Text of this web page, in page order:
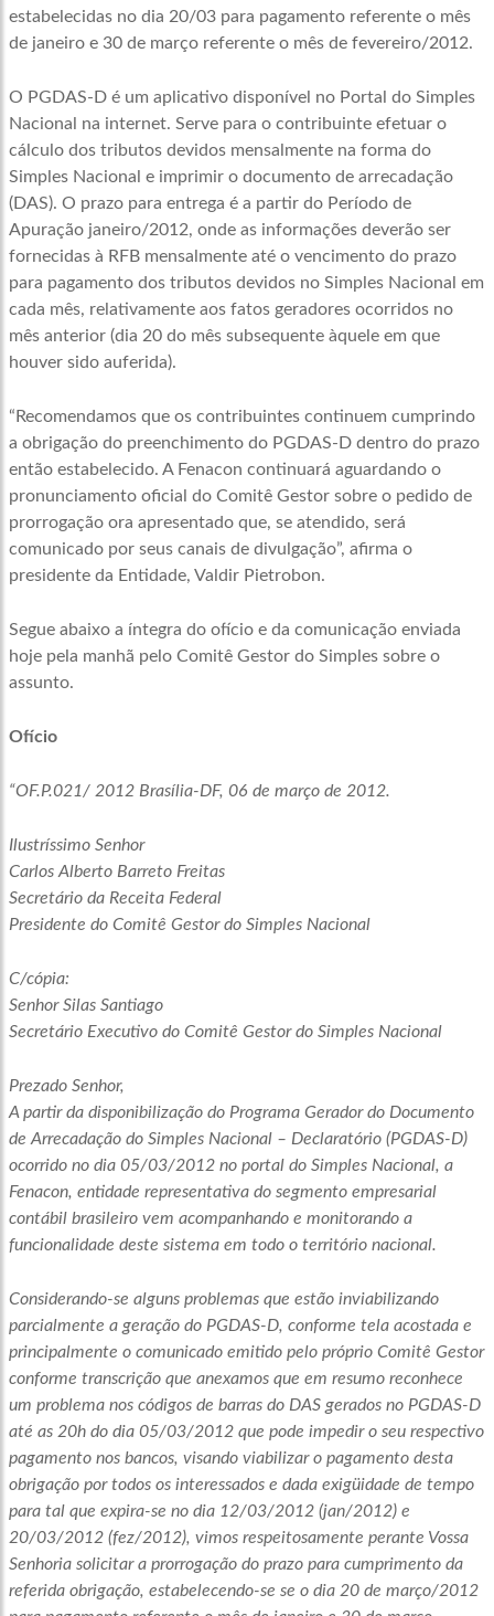
estabelecidas no dia 20/03 para pagamento referente o mês
de janeiro e 30 de março referente o mês de fevereiro/2012.
O PGDAS-D é um aplicativo disponível no Portal do Simples
Nacional na internet. Serve para o contribuinte efetuar o
cálculo dos tributos devidos mensalmente na forma do
Simples Nacional e imprimir o documento de arrecadação
(DAS). O prazo para entrega é a partir do Período de
Apuração janeiro/2012, onde as informações deverão ser
fornecidas à RFB mensalmente até o vencimento do prazo
para pagamento dos tributos devidos no Simples Nacional em
cada mês, relativamente aos fatos geradores ocorridos no
mês anterior (dia 20 do mês subsequente àquele em que
houver sido auferida).
“Recomendamos que os contribuintes continuem cumprindo
a obrigação do preenchimento do PGDAS-D dentro do prazo
então estabelecido. A Fenacon continuará aguardando o
pronunciamento oficial do Comitê Gestor sobre o pedido de
prorrogação ora apresentado que, se atendido, será
comunicado por seus canais de divulgação”, afirma o
presidente da Entidade, Valdir Pietrobon.
Segue abaixo a íntegra do ofício e da comunicação enviada
hoje pela manhã pelo Comitê Gestor do Simples sobre o
assunto.
Ofício
“OF.P.021/ 2012 Brasília-DF, 06 de março de 2012.
Ilustríssimo Senhor
Carlos Alberto Barreto Freitas
Secretário da Receita Federal
Presidente do Comitê Gestor do Simples Nacional
C/cópia:
Senhor Silas Santiago
Secretário Executivo do Comitê Gestor do Simples Nacional
Prezado Senhor,
A partir da disponibilização do Programa Gerador do Documento
de Arrecadação do Simples Nacional – Declaratório (PGDAS-D)
ocorrido no dia 05/03/2012 no portal do Simples Nacional, a
Fenacon, entidade representativa do segmento empresarial
contábil brasileiro vem acompanhando e monitorando a
funcionalidade deste sistema em todo o território nacional.
Considerando-se alguns problemas que estão inviabilizando
parcialmente a geração do PGDAS-D, conforme tela acostada e
principalmente o comunicado emitido pelo próprio Comitê Gestor
conforme transcrição que anexamos que em resumo reconhece
um problema nos códigos de barras do DAS gerados no PGDAS-D
até as 20h do dia 05/03/2012 que pode impedir o seu respectivo
pagamento nos bancos, visando viabilizar o pagamento desta
obrigação por todos os interessados e dada exigüidade de tempo
para tal que expira-se no dia 12/03/2012 (jan/2012) e
20/03/2012 (fez/2012), vimos respeitosamente perante Vossa
Senhoria solicitar a prorrogação do prazo para cumprimento da
referida obrigação, estabelecendo-se se o dia 20 de março/2012